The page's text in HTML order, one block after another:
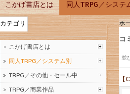
こかげ書店とは 同人TRPG／システ
ホ
コ
並
【
カテゴリ
こかげ書店とは
同人TRPG／システム別
TRPG／その他・セール中
TRPG／商業作品